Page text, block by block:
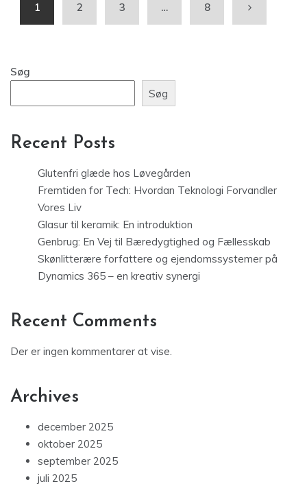
1 2 3 … 8
Søg
Søg
Recent Posts
Glutenfri glæde hos Løvegården
Fremtiden for Tech: Hvordan Teknologi Forvandler
Vores Liv
Glasur til keramik: En introduktion
Genbrug: En Vej til Bæredygtighed og Fællesskab
Skønlitterære forfattere og ejendomssystemer på
Dynamics 365 – en kreativ synergi
Recent Comments
Der er ingen kommentarer at vise.
Archives
december 2025
oktober 2025
september 2025
juli 2025